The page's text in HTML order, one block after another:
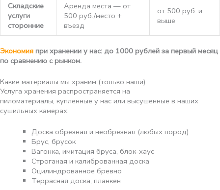
Складские
услуги
сторонние
Аренда места — от
500 руб./место +
въезд
от 500 руб. и
выше
Экономия при хранении у нас: до 1000 рублей за первый месяц
по сравнению с рынком.
Какие материалы мы храним (только наши)
Услуга хранения распространяется на
пиломатериалы, купленные у нас или высушенные в наших
сушильных камерах:
Доска обрезная и необрезная (любых пород)
Брус, брусок
Вагонка, имитация бруса, блок-хаус
Строганая и калиброванная доска
Оцилиндрованное бревно
Террасная доска, планкен